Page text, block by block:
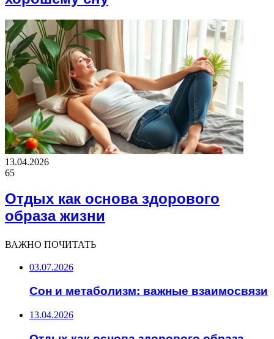
13.04.2026
65
Отдых как основа здорового
образа жизни
ВАЖНО ПОЧИТАТЬ
03.07.2026
Сон и метаболизм: важные взаимосвязи
13.04.2026